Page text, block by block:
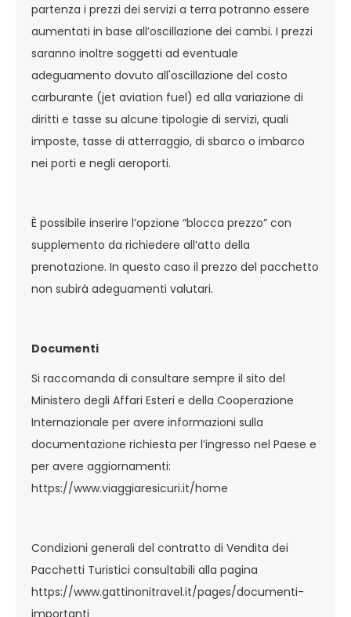
partenza i prezzi dei servizi a terra potranno essere
aumentati in base all’oscillazione dei cambi. I prezzi
saranno inoltre soggetti ad eventuale
adeguamento dovuto all'oscillazione del costo
carburante (jet aviation fuel) ed alla variazione di
diritti e tasse su alcune tipologie di servizi, quali
imposte, tasse di atterraggio, di sbarco o imbarco
nei porti e negli aeroporti.
È possibile inserire l’opzione “blocca prezzo” con
supplemento da richiedere all’atto della
prenotazione. In questo caso il prezzo del pacchetto
non subirà adeguamenti valutari.
Documenti
Si raccomanda di consultare sempre il sito del
Ministero degli Affari Esteri e della Cooperazione
Internazionale per avere informazioni sulla
documentazione richiesta per l’ingresso nel Paese e
per avere aggiornamenti:
https://www.viaggiaresicuri.it/home
Condizioni generali del contratto di Vendita dei
Pacchetti Turistici consultabili alla pagina
https://www.gattinonitravel.it/pages/documenti-
importanti